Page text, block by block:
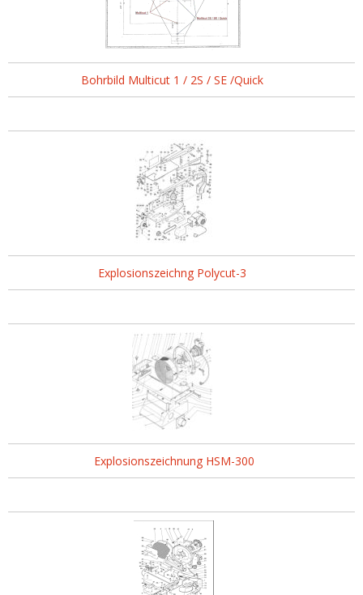
Bohrbild Multicut 1 / 2S / SE /Quick
Explosionszeichng Polycut-3
Explosionszeichnung HSM-300